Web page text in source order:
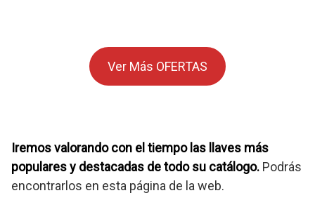
Ver Más OFERTAS
Iremos valorando con el tiempo las llaves más
populares y destacadas de todo su catálogo. Podrás
encontrarlos en esta página de la web.